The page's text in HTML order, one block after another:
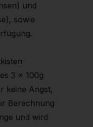
und
sowie
3 x 100g
keine Angst,
Berechnung
und wird